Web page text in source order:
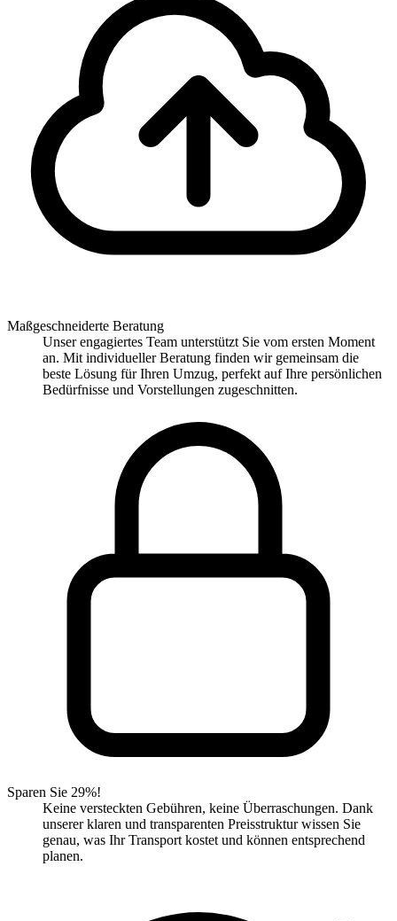
Maßgeschneiderte Beratung
Unser engagiertes Team unterstützt Sie vom ersten Moment
an. Mit individueller Beratung finden wir gemeinsam die
beste Lösung für Ihren Umzug, perfekt auf Ihre persönlichen
Bedürfnisse und Vorstellungen zugeschnitten.
Sparen Sie 29%!
Keine versteckten Gebühren, keine Überraschungen. Dank
unserer klaren und transparenten Preisstruktur wissen Sie
genau, was Ihr Transport kostet und können entsprechend
planen.